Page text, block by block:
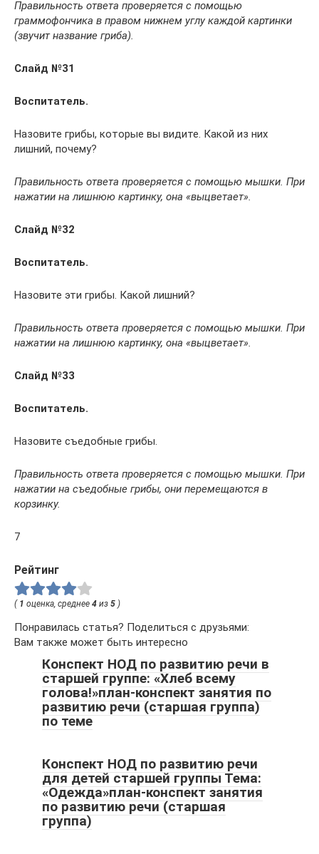
Правильность ответа проверяется с помощью
граммофончика в правом нижнем углу каждой картинки
(звучит название гриба).
Слайд №31
Воспитатель.
Назовите грибы, которые вы видите. Какой из них
лишний, почему?
Правильность ответа проверяется с помощью мышки. При
нажатии на лишнюю картинку, она «выцветает».
Слайд №32
Воспитатель.
Назовите эти грибы. Какой лишний?
Правильность ответа проверяется с помощью мышки. При
нажатии на лишнюю картинку, она «выцветает».
Слайд №33
Воспитатель.
Назовите съедобные грибы.
Правильность ответа проверяется с помощью мышки. При
нажатии на съедобные грибы, они перемещаются в
корзинку.
7
Рейтинг
( 1 оценка, среднее 4 из 5 )
Понравилась статья? Поделиться с друзьями:
Вам также может быть интересно
Конспект НОД по развитию речи в
старшей группе: «Хлеб всему
голова!»план-конспект занятия по
развитию речи (старшая группа)
по теме
Конспект НОД по развитию речи
для детей старшей группы Тема:
«Одежда»план-конспект занятия
по развитию речи (старшая
группа)